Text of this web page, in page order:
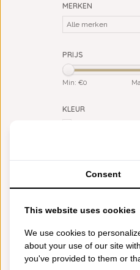
MERKEN
PRIJS
Min: €0
KLEUR
TYPE BADGOED
gastendoekjes
Cute Cats(1)
CATEGORIEËN
Consent
This website uses cookies
We use cookies to
about your use of our site
you've provided to them or